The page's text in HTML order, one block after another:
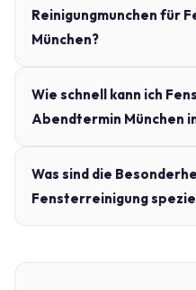
Reinigungmunchen für
München?
Wie schnell kann ich
Abendtermin München
Was sind die
Fensterreinigung